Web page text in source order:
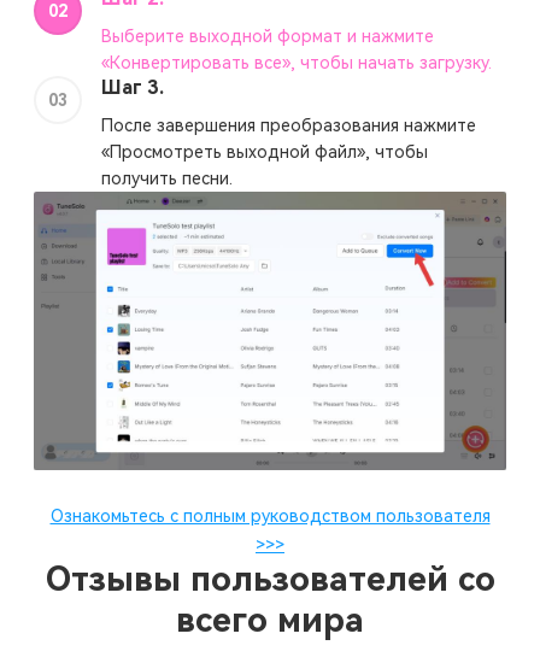
02
Выберите выходной формат и нажмите
«Конвертировать все», чтобы начать загрузку.
03
Шаг 3.
После завершения преобразования нажмите
«Просмотреть выходной файл», чтобы
получить песни.
Ознакомьтесь с полным руководством пользователя
>>>
Отзывы пользователей со
всего мира